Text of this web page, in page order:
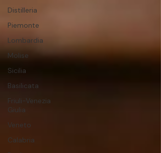
Distilleria
Piemonte
Lombardia
Molise
Sicilia
Basilicata
Friuli-Venezia
Giulia
Veneto
Calabria